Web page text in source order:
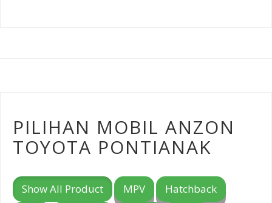
PILIHAN MOBIL ANZON
TOYOTA PONTIANAK
Show All Product MPV
Hatchback